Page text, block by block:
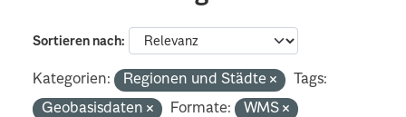
Sortieren nach
Kategorien: Regionen und Städte
Tags:
Geobasisdaten
Formate: WMS